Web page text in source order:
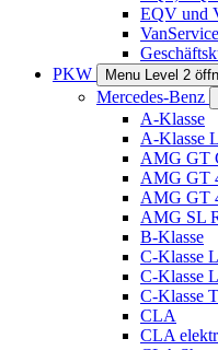
EQV und
PKW
Menu Level 2
Mercedes-Benz
A-Klasse
A-Klasse
AMG GT
AMG GT
AMG GT
AMG SL
B-Klasse
C-Klasse
C-Klasse
C-Klasse
CLA
CLA